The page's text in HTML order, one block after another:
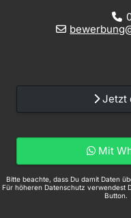
Jetzt
Mit
Bitte beachte, dass Du damit Daten
Für höheren Datenschutz verwendest
Button.